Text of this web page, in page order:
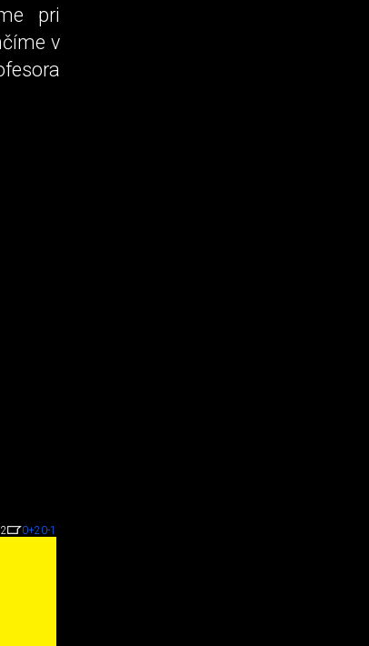
pri
v
0+20-1